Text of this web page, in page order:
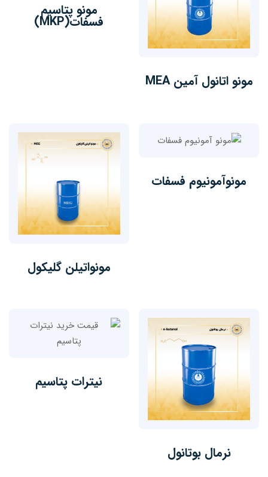
مونو اتانول آمین MEA
مونو پتاسیم
فسفات(MKP)
مونوآمونیوم فسفات
مونواتیلن گلیکول
نرمال بوتانول
نیترات پتاسیم